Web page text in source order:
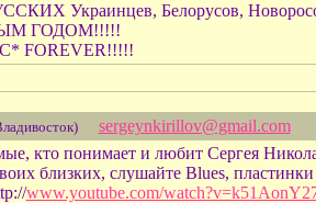
Украинцев, Белорусов,
ГОДОМ!!!!!
FOREVER!!!!!
sergeynkirillov@gmail.com
кто понимает и любит Сергея
близких, слушайте Blues,
www.youtube.com/